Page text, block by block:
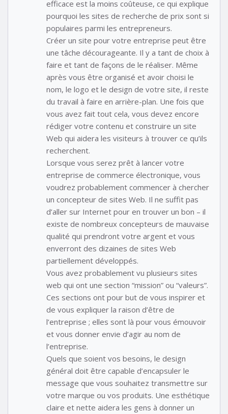
efficace est la moins coûteuse, ce qui explique
pourquoi les sites de recherche de prix sont si
populaires parmi les entrepreneurs.
Créer un site pour votre entreprise peut être
une tâche décourageante. Il y a tant de choix à
faire et tant de façons de le réaliser. Même
après vous être organisé et avoir choisi le
nom, le logo et le design de votre site, il reste
du travail à faire en arrière-plan. Une fois que
vous avez fait tout cela, vous devez encore
rédiger votre contenu et construire un site
Web qui aidera les visiteurs à trouver ce qu’ils
recherchent.
Lorsque vous serez prêt à lancer votre
entreprise de commerce électronique, vous
voudrez probablement commencer à chercher
un concepteur de sites Web. Il ne suffit pas
d’aller sur Internet pour en trouver un bon – il
existe de nombreux concepteurs de mauvaise
qualité qui prendront votre argent et vous
enverront des dizaines de sites Web
partiellement développés.
Vous avez probablement vu plusieurs sites
web qui ont une section “mission” ou “valeurs”.
Ces sections ont pour but de vous inspirer et
de vous expliquer la raison d’être de
l’entreprise ; elles sont là pour vous émouvoir
et vous donner envie d’agir au nom de
l’entreprise.
Quels que soient vos besoins, le design
général doit être capable d’encapsuler le
message que vous souhaitez transmettre sur
votre marque ou vos produits. Une esthétique
claire et nette aidera les gens à donner un